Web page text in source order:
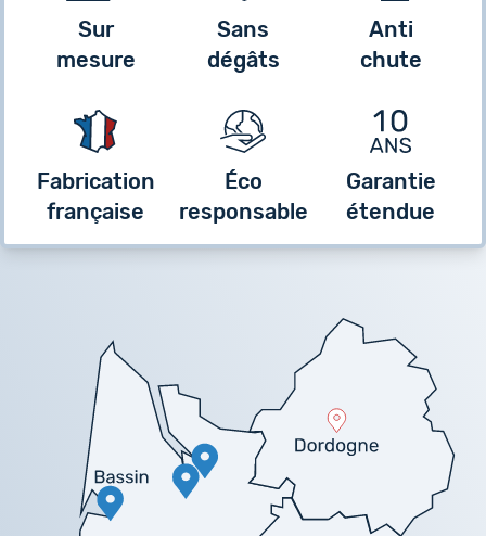
Sur
mesure
Sans
dégâts
Anti
chute
Fabrication
française
Éco
responsable
Garantie
étendue